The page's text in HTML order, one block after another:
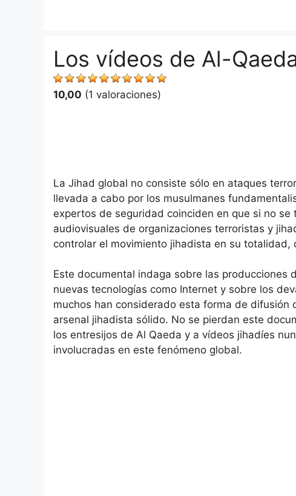
Los vídeos de Al-
10,00 (1 valoraciones)
La Jihad global no consiste sólo en ataques
llevada a cabo por los musulmanes
expertos de seguridad coinciden en que si no
audiovisuales de organizaciones terroristas y
controlar el movimiento jihadista en su
Este documental indaga sobre las
nuevas tecnologías como Internet y sobre los
muchos han considerado esta forma de difusión
arsenal jihadista sólido. No se pierdan este
los entresijos de Al Qaeda y a vídeos jihadíes
involucradas en este fenómeno global.